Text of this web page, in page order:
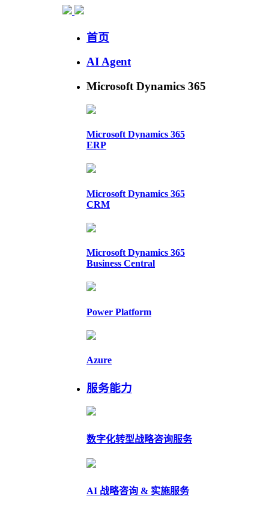
首页
AI Agent
Microsoft Dynamics 365
Microsoft Dynamics 365
ERP
Microsoft Dynamics 365
CRM
Microsoft Dynamics 365
Business Central
Power Platform
Azure
服务能力
数字化转型战略咨询服务
AI 战略咨询 & 实施服务